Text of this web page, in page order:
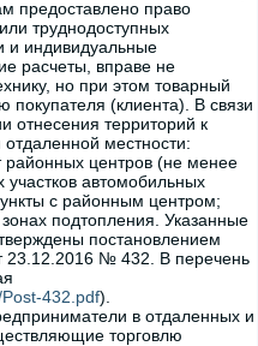
предоставлено право
труднодоступных
и индивидуальные
расчеты, вправе не
но при этом товарный
покупателя (клиента). В связи
отнесения территорий к
местности:
районных центров (не менее
автомобильных
с районным центром;
подтопления. Указанные
постановлением
23.12.2016 № 432. В перечень
432.pdf).
в отдаленных и
торговлю